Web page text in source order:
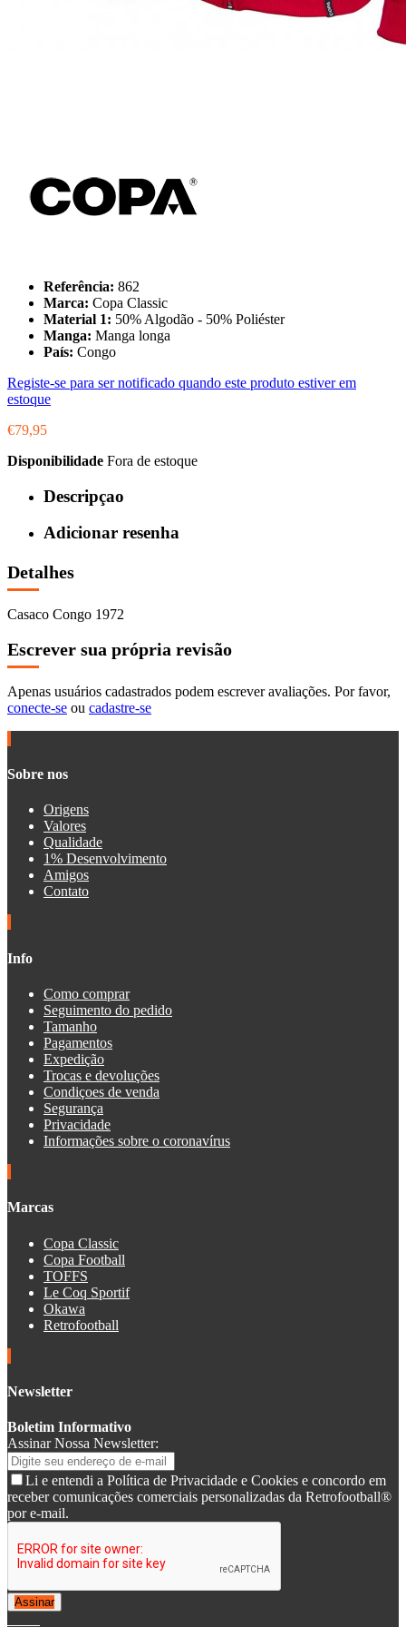
Referência: 862
Marca: Copa Classic
Material 1: 50% Algodão - 50% Poliéster
Manga: Manga longa
País: Congo
Registe-se para ser notificado quando este produto estiver em
estoque
€79,95
Disponibilidade Fora de estoque
Descripçao
Adicionar resenha
Detalhes
Casaco Congo 1972
Escrever sua própria revisão
Apenas usuários cadastrados podem escrever avaliações. Por favor,
conecte-se ou cadastre-se
Sobre nos
Origens
Valores
Qualidade
1% Desenvolvimento
Amigos
Contato
Info
Como comprar
Seguimento do pedido
Tamanho
Pagamentos
Expedição
Trocas e devoluções
Condiçoes de venda
Segurança
Privacidade
Informações sobre o coronavírus
Marcas
Copa Classic
Copa Football
TOFFS
Le Coq Sportif
Okawa
Retrofootball
Newsletter
Boletim Informativo
Assinar Nossa Newsletter:
Li e entendi a Política de Privacidade e Cookies e concordo em
receber comunicações comerciais personalizadas da Retrofootball®
por e-mail.
Assinar